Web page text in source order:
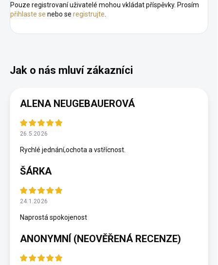
Pouze registrovaní uživatelé mohou vkládat příspěvky. Prosím
přihlaste se nebo se registrujte
ALENA NEUGEBAUEROVÁ
26.5.2026
Rychlé jednání,ochota a vstřícnost.
ŠÁRKA
24.1.2026
Naprostá spokojenost
ANONYMNÍ (NEOVĚŘENÁ RECENZE)